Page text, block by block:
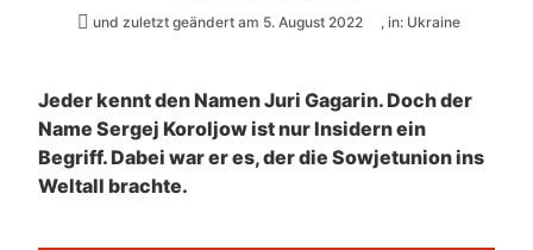
und zuletzt geändert am 5. August 2022
, in: Ukraine
Jeder kennt den Namen Juri Gagarin. Doch der
Name Sergej Koroljow ist nur Insidern ein
Begriff. Dabei war er es, der die Sowjetunion ins
Weltall brachte.